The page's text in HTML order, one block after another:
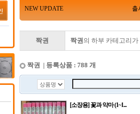
NEW UPDATE 출
짝권 짝권 의 하부 카테고리
짝권 | 등록상품 : 788 개
[소장용] 꽃과 악마 (1~1...